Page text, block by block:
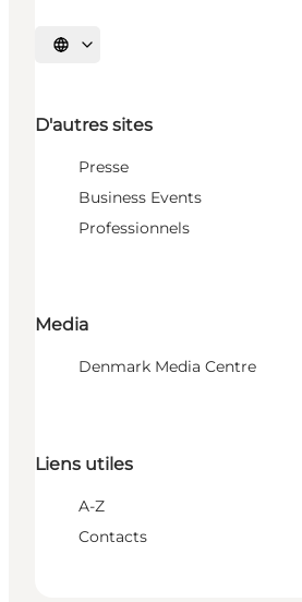
Choisissez la langue
D'autres sites
Presse
Business Events
Professionnels
Media
Denmark Media Centre
Liens utiles
A-Z
Contacts